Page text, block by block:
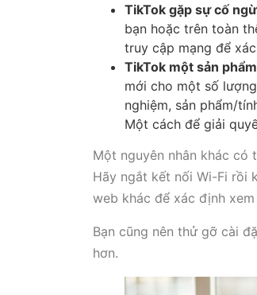
TikTok gặp sự cố
bạn hoặc trên toàn
truy cập mạng để
TikTok một sản
mới cho một số
nghiệm, sản phẩm/
Một cách để giải
Một nguyên nhân khác có
Hãy ngắt kết nối Wi-Fi rồi
web khác để xác định
Bạn cũng nên thử gỡ cài
hơn.